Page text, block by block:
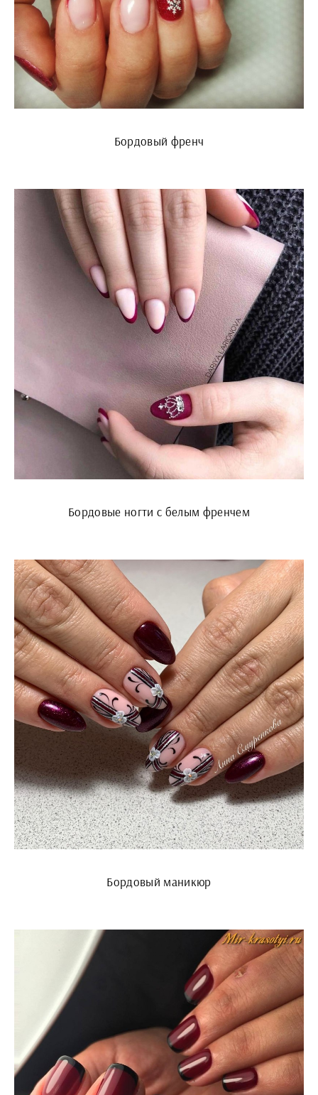
Бордовый френч
Бордовые ногти с белым френчем
Бордовый маникюр